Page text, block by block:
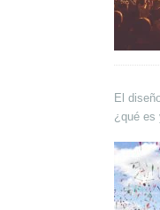
El
¿qué es